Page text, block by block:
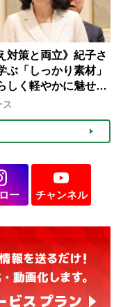
対策と両立》紀子さ
ぶ「しっかり素材」
しく軽やかに魅せる
こなし法則
ス
ー チャンネル